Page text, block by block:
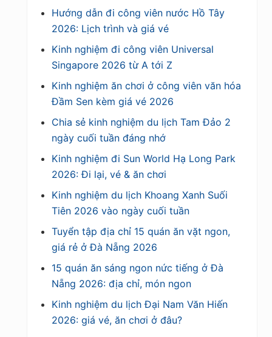
Hướng dẫn đi công viên nước Hồ Tây
2026: Lịch trình và giá vé
Kinh nghiệm đi công viên Universal
Singapore 2026 từ A tới Z
Kinh nghiệm ăn chơi ở công viên văn hóa
Đầm Sen kèm giá vé 2026
Chia sẻ kinh nghiệm du lịch Tam Đảo 2
ngày cuối tuần đáng nhớ
Kinh nghiệm đi Sun World Hạ Long Park
2026: Đi lại, vé & ăn chơi
Kinh nghiệm du lịch Khoang Xanh Suối
Tiên 2026 vào ngày cuối tuần
Tuyển tập địa chỉ 15 quán ăn vặt ngon,
giá rẻ ở Đà Nẵng 2026
15 quán ăn sáng ngon nức tiếng ở Đà
Nẵng 2026: địa chỉ, món ngon
Kinh nghiệm du lịch Đại Nam Văn Hiến
2026: giá vé, ăn chơi ở đâu?